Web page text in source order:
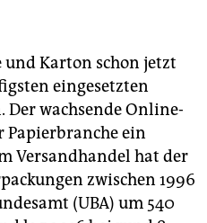
und Karton schon jetzt
eingesetzten
Der wachsende Online­
Papierbranche ein
Versandhandel hat der
zwischen 1996
(UBA) um 540